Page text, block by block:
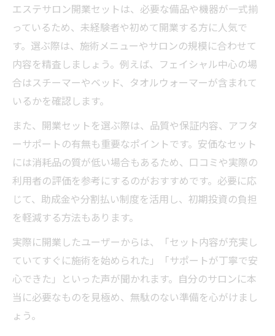
エステサロン開業セットは、必要な備品や機器が一式揃
っているため、未経験者や初めて開業する方に人気で
す。選ぶ際は、施術メニューやサロンの規模に合わせて
内容を精査しましょう。例えば、フェイシャル中心の場
合はスチーマーやベッド、タオルウォーマーが含まれて
いるかを確認します。
また、開業セットを選ぶ際は、品質や保証内容、アフタ
ーサポートの有無も重要なポイントです。安価なセット
には消耗品の質が低い場合もあるため、口コミや実際の
利用者の評価を参考にするのがおすすめです。必要に応
じて、助成金や分割払い制度を活用し、初期投資の負担
を軽減する方法もあります。
実際に開業したユーザーからは、「セット内容が充実し
ていてすぐに施術を始められた」「サポートが丁寧で安
心できた」といった声が聞かれます。自分のサロンに本
当に必要なものを見極め、無駄のない準備を心がけまし
ょう。